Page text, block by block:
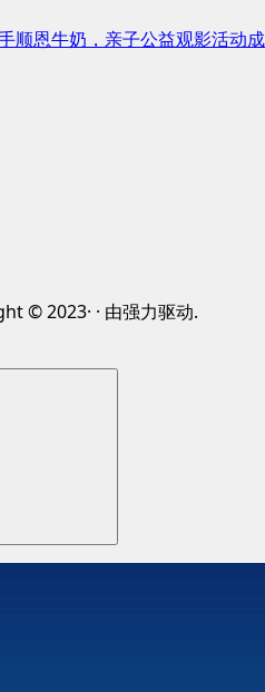
顺恩牛奶，亲子公益观影活动成
© 2023· · 由强力驱动.